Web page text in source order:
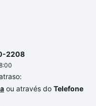
2208
ou através do Telefone